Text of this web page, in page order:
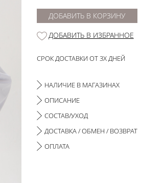
ДОБАВИТЬ В КОРЗИНУ
ДОБАВИТЬ В ИЗБРАННОЕ
СРОК ДОСТАВКИ ОТ 3Х ДНЕЙ
НАЛИЧИЕ В МАГАЗИНАХ
ОПИСАНИЕ
СОСТАВ/УХОД
ДОСТАВКА / ОБМЕН / ВОЗВРАТ
ОПЛАТА